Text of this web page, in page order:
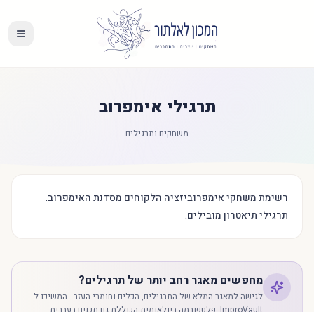
תרגילי אימפרוב
משחקים ותרגילים
רשימת משחקי אימפרוביזציה הלקוחים מסדנת האימפרוב.
תרגילי תיאטרון מובילים.
מחפשים מאגר רחב יותר של תרגילים?
לגישה למאגר המלא של התרגילים, הכלים וחומרי העזר - המשיכו ל-